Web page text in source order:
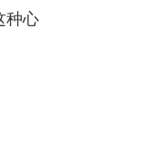
种心